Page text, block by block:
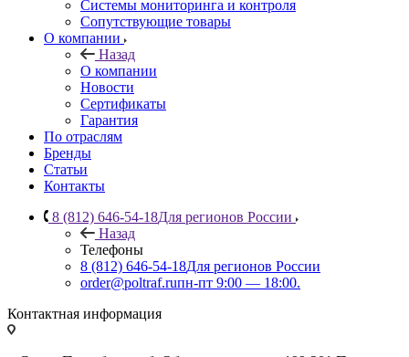
Системы мониторинга и контроля
Сопутствующие товары
О компании
Назад
О компании
Новости
Сертификаты
Гарантия
По отраслям
Бренды
Статьи
Контакты
8 (812) 646-54-18Для регионов России
Назад
Телефоны
8 (812) 646-54-18Для регионов России
order@poltraf.ruпн-пт 9:00 — 18:00.
Контактная информация